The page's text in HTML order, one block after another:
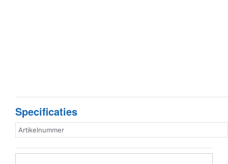
Specificaties
Artikelnummer